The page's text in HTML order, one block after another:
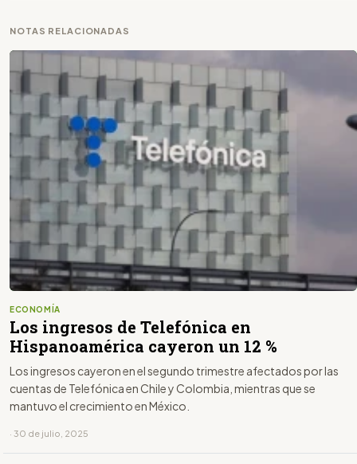
NOTAS RELACIONADAS
ECONOMÍA
Los ingresos de Telefónica en
Hispanoamérica cayeron un 12 %
Los ingresos cayeron en el segundo trimestre afectados por las
cuentas de Telefónica en Chile y Colombia, mientras que se
mantuvo el crecimiento en México.
· 30 de julio, 2025